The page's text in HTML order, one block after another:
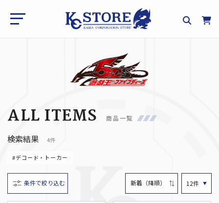
ALL ITEMS 商品一覧
検索結果 4件
#デコード・トーカー
条件で絞り込む